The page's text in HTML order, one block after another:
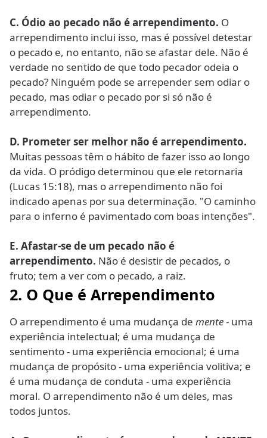
C. Ódio ao pecado não é arrependimento. O
arrependimento inclui isso, mas é possível detestar
o pecado e, no entanto, não se afastar dele. Não é
verdade no sentido de que todo pecador odeia o
pecado? Ninguém pode se arrepender sem odiar o
pecado, mas odiar o pecado por si só não é
arrependimento.
D. Prometer ser melhor não é arrependimento.
Muitas pessoas têm o hábito de fazer isso ao longo
da vida. O pródigo determinou que ele retornaria
(Lucas 15:18), mas o arrependimento não foi
indicado apenas por sua determinação. "O caminho
para o inferno é pavimentado com boas intenções".
E. Afastar-se de um pecado não é
arrependimento. Não é desistir de pecados, o
fruto; tem a ver com o pecado, a raiz.
2. O Que é Arrependimento
O arrependimento é uma mudança de mente- uma
experiência intelectual; é uma mudança de
sentimento - uma experiência emocional; é uma
mudança de propósito - uma experiência volitiva; e
é uma mudança de conduta - uma experiência
moral. O arrependimento não é um deles, mas
todos juntos.